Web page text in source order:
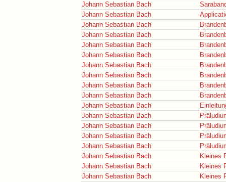
Johann Sebastian Bach
Johann Sebastian Bach
Johann Sebastian Bach
Johann Sebastian Bach
Johann Sebastian Bach
Johann Sebastian Bach
Johann Sebastian Bach
Johann Sebastian Bach
Johann Sebastian Bach
Johann Sebastian Bach
Johann Sebastian Bach
Johann Sebastian Bach
Johann Sebastian Bach
Johann Sebastian Bach
Johann Sebastian Bach
Johann Sebastian Bach
Kleines
Johann Sebastian Bach
Kleines
Johann Sebastian Bach
Kleines